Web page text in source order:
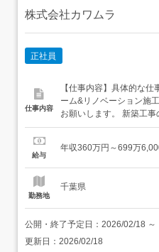
株式会社カワムラ
正社員
仕事内容
【仕事内容】具体的な
ーム&リノベーション施
お願いします。 新築工
社スタッフで行う業務は
リフォーム工事の作業内
給与
年収360万円～699万
勤務地
千葉県
公開・終了予定日： 2026/02/18 ～
更新日： 2026/02/18